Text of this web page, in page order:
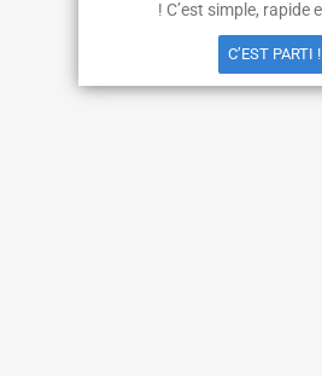
! C’est simple, rapide
C’EST PARTI !